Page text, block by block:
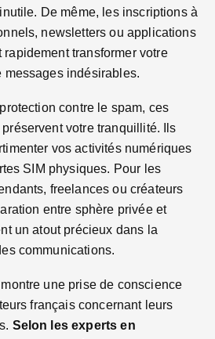
De même, les inscriptions à
newsletters ou applications
transformer votre
indésirables.
contre le spam, ces
votre tranquillité. Ils
vos activités numériques
SIM physiques. Pour les
freelances ou créateurs
entre sphère privée et
un atout précieux dans la
communications.
une prise de conscience
français concernant leurs
Selon les experts en